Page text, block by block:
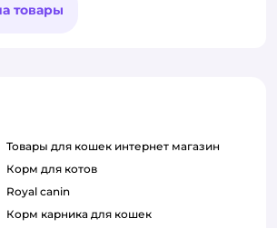
товары
товары для кошек интернет магазин
корм для котов
royal canin
корм карника для кошек